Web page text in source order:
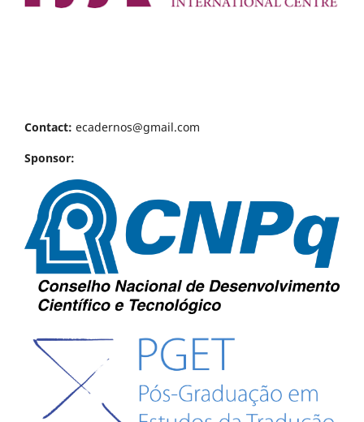
Contact: ecadernos@gmail.com
Sponsor: